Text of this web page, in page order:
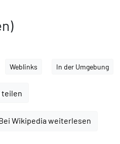
Weblinks In der Umgebung
teilen
Wikipedia weiterlesen